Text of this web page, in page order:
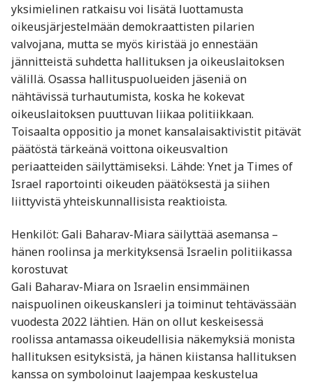
yksimielinen ratkaisu voi lisätä luottamusta
oikeusjärjestelmään demokraattisten pilarien
valvojana, mutta se myös kiristää jo ennestään
jännitteistä suhdetta hallituksen ja oikeuslaitoksen
välillä. Osassa hallituspuolueiden jäseniä on
nähtävissä turhautumista, koska he kokevat
oikeuslaitoksen puuttuvan liikaa politiikkaan.
Toisaalta oppositio ja monet kansalaisaktivistit pitävät
päätöstä tärkeänä voittona oikeusvaltion
periaatteiden säilyttämiseksi. Lähde: Ynet ja Times of
Israel raportointi oikeuden päätöksestä ja siihen
liittyvistä yhteiskunnallisista reaktioista.
Henkilöt: Gali Baharav-Miara säilyttää asemansa –
hänen roolinsa ja merkityksensä Israelin politiikassa
korostuvat
Gali Baharav-Miara on Israelin ensimmäinen
naispuolinen oikeuskansleri ja toiminut tehtävässään
vuodesta 2022 lähtien. Hän on ollut keskeisessä
roolissa antamassa oikeudellisia näkemyksiä monista
hallituksen esityksistä, ja hänen kiistansa hallituksen
kanssa on symboloinut laajempaa keskustelua